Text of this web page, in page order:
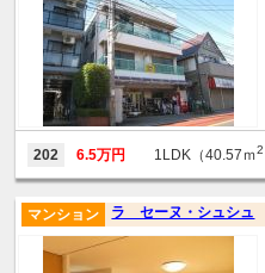
202 6.5万円 1LDK（40.57ｍ2
ラ セーヌ・シュシュ
マンション